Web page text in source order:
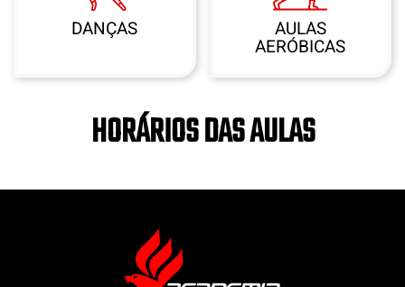
DANÇAS AULAS
AERÓBICAS
HORÁRIOS DAS AULAS